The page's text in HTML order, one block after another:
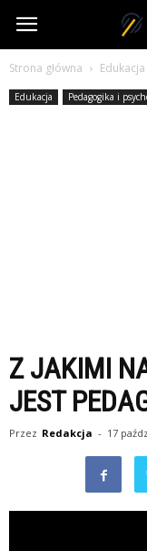
360interactive.pl
Strona główna Edukacja
Edukacja Pedagogika i
Z JAKIMI
JEST
Przez Redakcja - 17